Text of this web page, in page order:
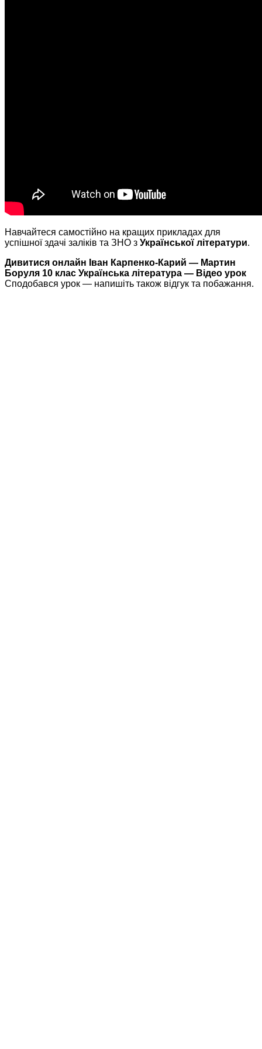
Навчайтеся самостійно на кращих прикладах для
успішної здачі заліків та ЗНО з Української літератури.
Дивитися онлайн Іван Карпенко-Карий — Мартин
Боруля 10 клас Українська література — Відео урок
Сподобався урок — напишіть також відгук та побажання.